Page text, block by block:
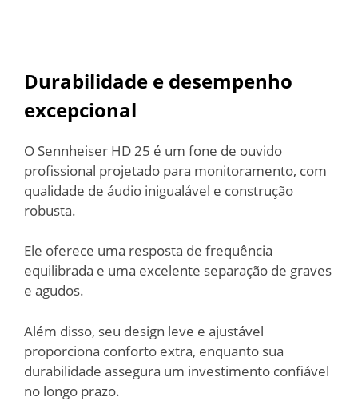
Durabilidade e desempenho
excepcional
O Sennheiser HD 25 é um fone de ouvido
profissional projetado para monitoramento, com
qualidade de áudio inigualável e construção
robusta.
Ele oferece uma resposta de frequência
equilibrada e uma excelente separação de graves
e agudos.
Além disso, seu design leve e ajustável
proporciona conforto extra, enquanto sua
durabilidade assegura um investimento confiável
no longo prazo.